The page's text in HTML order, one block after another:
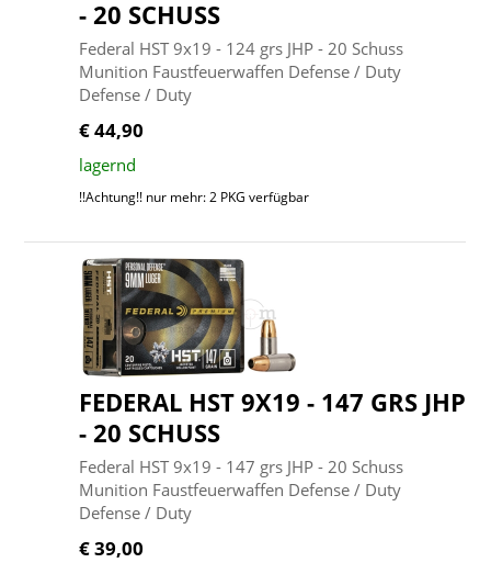
- 20 SCHUSS
Federal HST 9x19 - 124 grs JHP - 20 Schuss
Munition Faustfeuerwaffen Defense / Duty
Defense / Duty
€ 44,90
lagernd
!!Achtung!! nur mehr: 2 PKG verfügbar
FEDERAL HST 9X19 - 147 GRS JHP
- 20 SCHUSS
Federal HST 9x19 - 147 grs JHP - 20 Schuss
Munition Faustfeuerwaffen Defense / Duty
Defense / Duty
€ 39,00